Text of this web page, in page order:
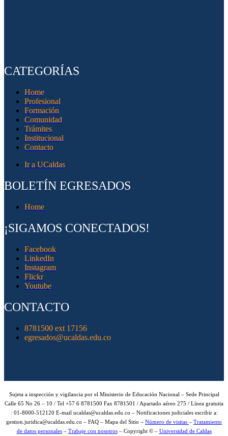
CATEGORÍAS
Home
Profesional
Formación
Comunidad
Trámites
Institucional
Contacto
Ir a UCaldas
BOLETÍN EGRESADOS
Home
¡SIGAMOS CONECTADOS!
Facebook
LinkedIn
Instagram
Flickr
Youtube
CONTACTO
8781500 ext 17156
egresados@ucaldas.edu.co
Sujeta a inspección y vigilancia por el Ministerio de Educación Nacional – Sede Principal
Calle 65 No 26 – 10 / Tel +57 6 8781500 Fax 8781501 / Apartado aéreo 275 / Línea gratuita
: 01-8000-512120 E-mail ucaldas@ucaldas.edu.co – Notificaciones judiciales escribir a:
gestion.juridica@ucaldas.edu.co – FAQ – Mapa del Sitio – Número de visitas – Tratamiento
de datos personales– Trabaje con nosotros– Copyright © – Universidad de Caldas